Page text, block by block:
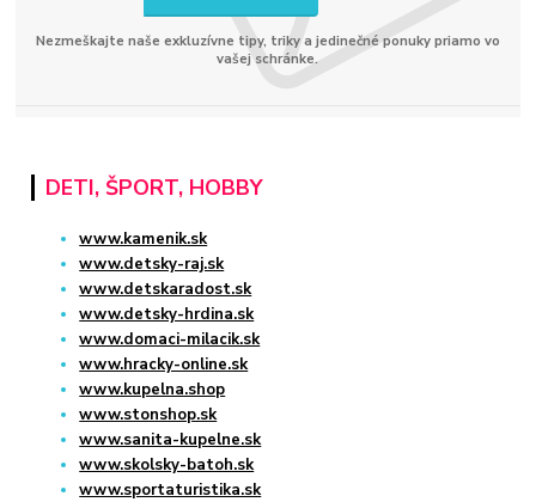
Nezmeškajte naše exkluzívne tipy, triky a jedinečné ponuky priamo vo
vašej schránke.
DETI, ŠPORT, HOBBY
www.kamenik.sk
www.detsky-raj.sk
www.detskaradost.sk
www.detsky-hrdina.sk
www.domaci-milacik.sk
www.hracky-online.sk
www.kupelna.shop
www.stonshop.sk
www.sanita-kupelne.sk
www.skolsky-batoh.sk
www.sportaturistika.sk